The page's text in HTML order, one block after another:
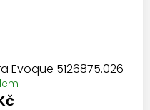
Evoque 5126875.026